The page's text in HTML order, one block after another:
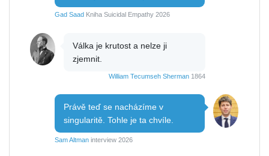
Gad Saad Kniha Suicidal Empathy 2026
Válka je krutost a nelze ji
zjemnit.
William Tecumseh Sherman 1864
Právě teď se nacházíme v
singularitě. Tohle je ta chvíle.
Sam Altman interview 2026